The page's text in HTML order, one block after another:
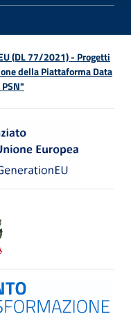
(DL 77/2021) - Progetti
della Piattaforma Data